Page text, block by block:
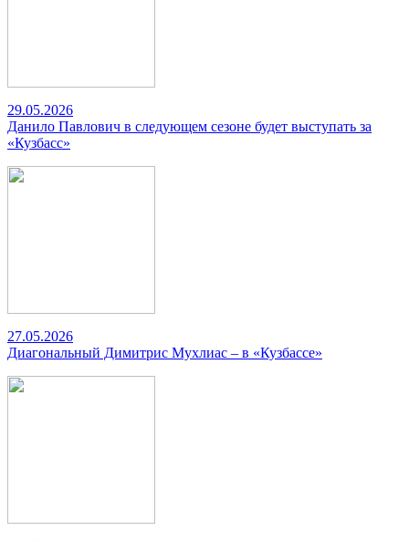
29.05.2026
Данило Павлович в следующем сезоне будет выступать за
«Кузбасс»
27.05.2026
Диагональный Димитрис Мухлиас – в «Кузбассе»